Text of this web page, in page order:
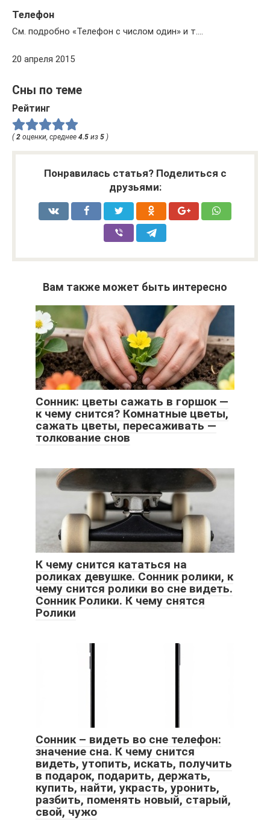
Телефон
См. подробно «Телефон с числом один» и т….
20 апреля 2015
Сны по теме
Рейтинг
( 2 оценки, среднее 4.5 из 5 )
Понравилась статья? Поделиться с
друзьями:
Вам также может быть интересно
Сонник: цветы сажать в горшок —
к чему снится? Комнатные цветы,
сажать цветы, пересаживать —
толкование снов
К чему снится кататься на
роликах девушке. Cонник ролики, к
чему снится ролики во сне видеть.
Сонник Ролики. К чему снятся
Ролики
Сонник – видеть во сне телефон:
значение сна. К чему снится
видеть, утопить, искать, получить
в подарок, подарить, держать,
купить, найти, украсть, уронить,
разбить, поменять новый, старый,
свой, чужо